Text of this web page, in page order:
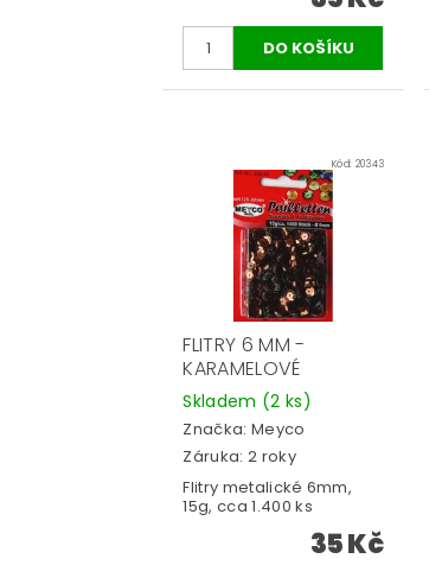
Kód: 20343
FLITRY 6 MM -
KARAMELOVÉ
Skladem (2 ks)
Značka: Meyco
Záruka: 2 roky
Flitry metalické 6mm,
15g, cca 1.400 ks
35 Kč